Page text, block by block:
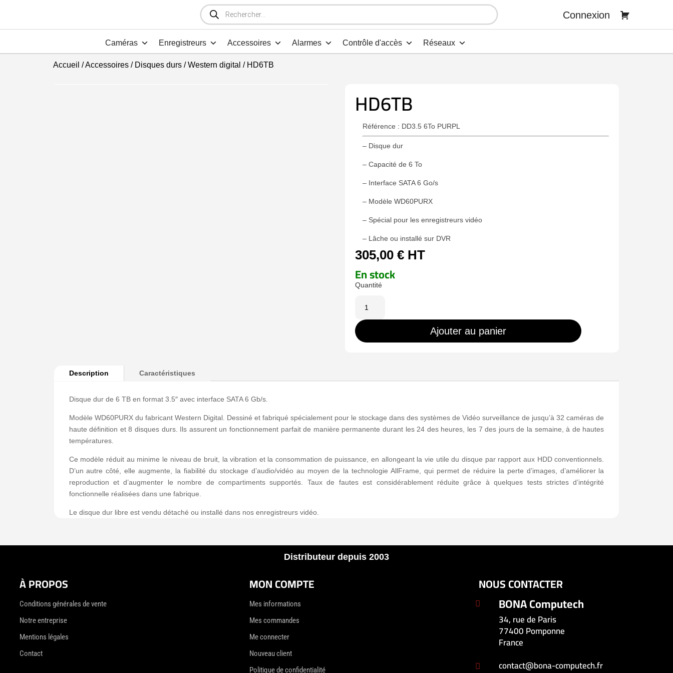
Recherche
de
produits
Connexion
Caméras Enregistreurs Accessoires Alarmes Contrôle d'accès Réseaux
Accueil /Accessoires/ Disques durs/Western digital / HD6TB
HD6TB
Référence : DD3.5 6To PURPL
– Disque dur
– Capacité de 6 To
– Interface SATA 6 Go/s
– Modèle WD60PURX
– Spécial pour les enregistreurs vidéo
– Lâche ou installé sur DVR
305,00 € HT
En stock
HD6TB
Ajouter au panier
Description Caractéristiques
Disque dur de 6 TB en format 3.5″ avec interface SATA 6 Gb/s.
Modèle WD60PURX du fabricant Western Digital. Dessiné et fabriqué spécialement pour le stockage dans des systèmes de Vidéo surveillance de jusqu’à 32 caméras de
haute définition et 8 disques durs. Ils assurent un fonctionnement parfait de manière permanente durant les 24 des heures, les 7 des jours de la semaine, à de hautes
températures.
Ce modèle réduit au minime le niveau de bruit, la vibration et la consommation de puissance, en allongeant la vie utile du disque par rapport aux HDD conventionnels.
D’un autre côté, elle augmente, la fiabilité du stockage d’audio/vidéo au moyen de la technologie AllFrame, qui permet de réduire la perte d’images, d’améliorer la
reproduction et d’augmenter le nombre de compartiments supportés. Taux de fautes est considérablement réduite grâce à quelques tests strictes d’intégrité
fonctionnelle réalisées dans une fabrique.
Le disque dur libre est vendu détaché ou installé dans nos enregistreurs vidéo.
Distributeur depuis 2003
À PROPOS
Conditions générales de vente
Notre entreprise
Mentions légales
Contact
MON COMPTE
Mes informations
Mes commandes
Me connecter
Nouveau client
Politique de confidentialité
NOUS CONTACTER
 BONA Computech
34, rue de Paris
77400 Pomponne
France
 contact@bona-computech.fr